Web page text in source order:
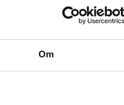
Om
Tips til dig